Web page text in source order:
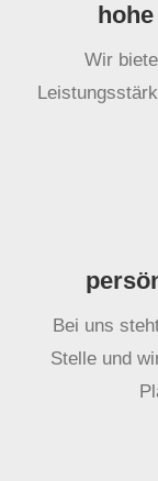
Wir
Bei uns
Stelle und